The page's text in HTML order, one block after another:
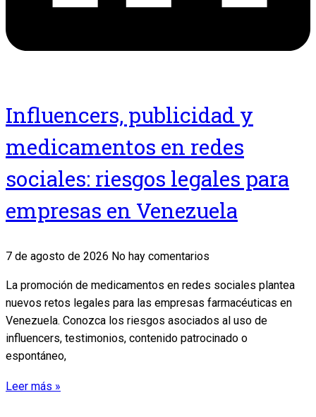
Influencers, publicidad y
medicamentos en redes
sociales: riesgos legales para
empresas en Venezuela
7 de agosto de 2026 No hay comentarios
La promoción de medicamentos en redes sociales plantea
nuevos retos legales para las empresas farmacéuticas en
Venezuela. Conozca los riesgos asociados al uso de
influencers, testimonios, contenido patrocinado o
espontáneo,
Leer más »